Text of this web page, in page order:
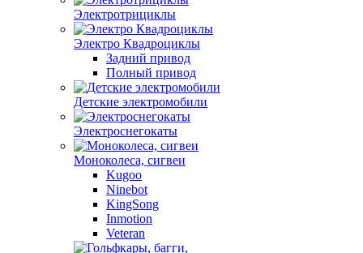
Электротрициклы
Электро Квадроциклы
Задний привод
Полный привод
Детские электромобили
Электроснегокаты
Моноколеса, сигвеи
Kugoo
Ninebot
KingSong
Inmotion
Veteran